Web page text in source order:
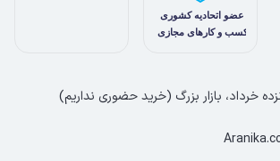
خرداد، بازار بزرگ (خرید حضوری نداریم)